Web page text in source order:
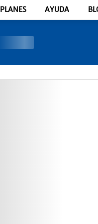
PLANES AYUDA